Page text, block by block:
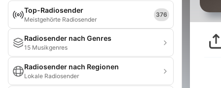
Top-Radiosender
Meistgehörte Radiosender
376
Radiosender nach Genres
15 Musikgenres
Radiosender nach Regionen
Lokale Radiosender